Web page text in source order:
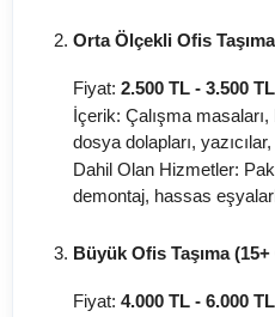
Orta Ölçekli Ofis
Fiyat: 2.500 TL - 3.500 TL
İçerik: Çalışma
dosya dolapları,
Dahil Olan Hizmetler:
demontaj, hassas
Büyük Ofis Taşıma (15+
Fiyat: 4.000 TL - 6.000 TL